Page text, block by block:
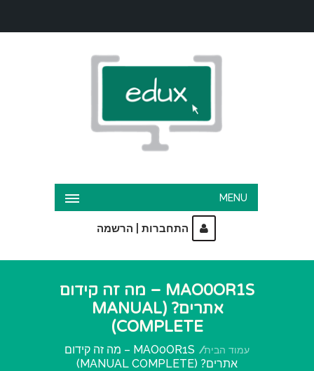
MENU
התחברות הרשמה
MAO0OR1S – מה זה קידום
אתרים? (MANUAL
COMPLETE)
עמוד הבית
MAO0OR1S – מה זה קידום
אתרים? (MANUAL COMPLETE)